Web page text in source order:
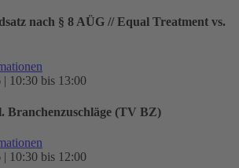
nach § 8 AÜG // Equal Treatment vs.
10:30 bis 13:00
(TV BZ)
10:30 bis 12:00